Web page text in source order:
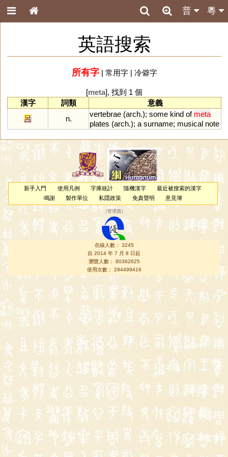
粵
普
英語搜索
所有字| 常用字| 冷僻字
[meta], 找到 1 個
漢字
詞類
意義
呂
n.
vertebrae (arch.); some kind of meta
plates (arch.); a surname; musical note
新手入門 使用凡例 字庫統計 隨機漢字
最近被搜索的漢字
鳴謝
製作單位 私隱政策 免責聲明 意見簿
（管理員 ）
在線人數： 3245
自 2014 年 7 月 8 日起
瀏覽人數： 80382625
使用次數： 294499416